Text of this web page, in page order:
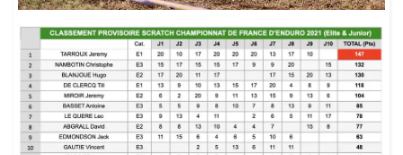
47
Juniors E3 GIBELIN Mathieu
Juniors E1 LAGNEL Adrien